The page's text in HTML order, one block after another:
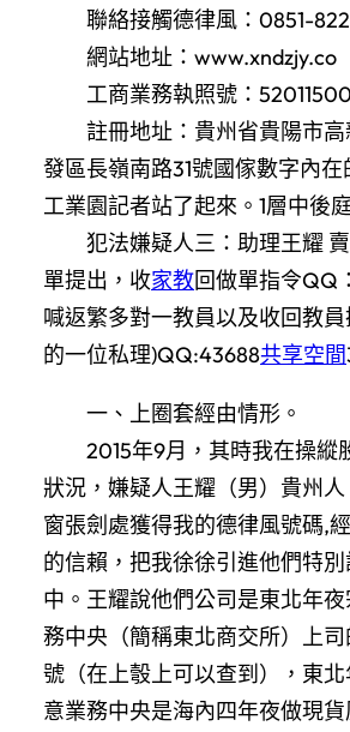
聯絡接觸德律風：0851-
網站地址：www.xndzjy.co
工商業務執照號：
註冊地址：貴州省貴陽市高
發區長嶺南路31號國傢數字內在
工業園記者站了起來。1層中後
犯法嫌疑人三：助理王耀 賣
單提出，收家教回做單指令QQ
喊返繁多對一教員以及收回教員
的一位私理)QQ:43688共享空間
一、上圈套經由情形。
2015年9月，其時我在操縱
狀況，嫌疑人王耀（男）貴州
窗張劍處獲得我的德律風號碼,
的信賴，把我徐徐引進他們特
中。王耀說他們公司是東北年
務中央（簡稱東北商交所）上司
號（在上彀上可以查到），東
意業務中央是海內四年夜做現